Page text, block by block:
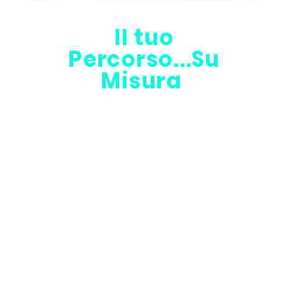
Il tuo
Percorso...Su
Misura